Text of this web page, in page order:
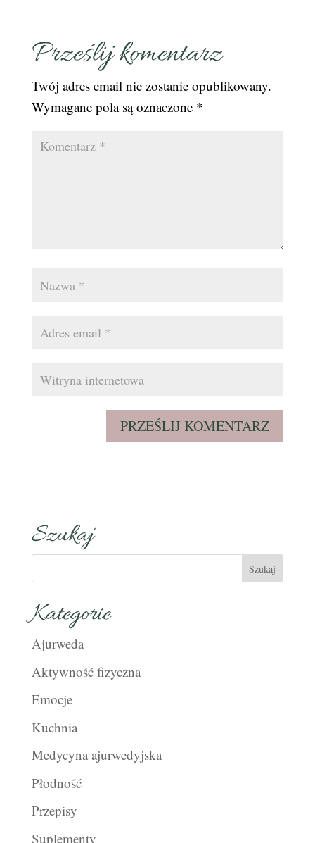
Prześlij komentarz
Twój adres email nie zostanie opublikowany.
Wymagane pola są oznaczone *
Szukaj
Kategorie
Ajurweda
Aktywność fizyczna
Emocje
Kuchnia
Medycyna ajurwedyjska
Płodność
Przepisy
Suplementy